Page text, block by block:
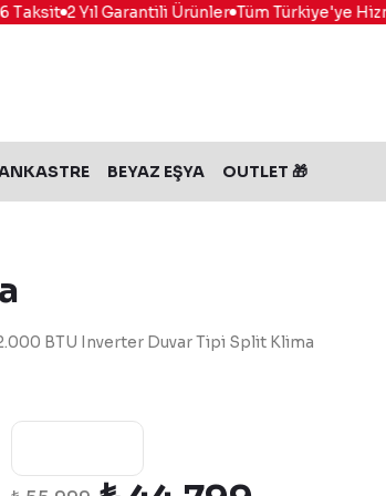
2 Yıl Garantili Ürünler Tüm Türkiye'ye Hizmet
BEYAZ EŞYA OUTLET 🎁
BTU Inverter Duvar Tipi Split Klima